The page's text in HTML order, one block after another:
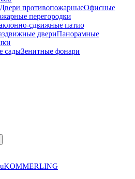
Двери противопожарныеОфисные
перегородки
сдвижные патио
двериПанорамные
садыЗенитные фонари
KOMMERLING